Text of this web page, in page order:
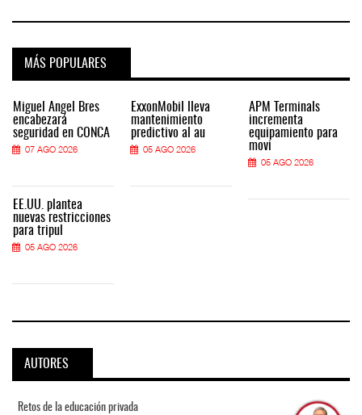
MÁS POPULARES
Miguel Ángel Bres
encabezará
seguridad en CONCA
07 AGO 2026
EE.UU. plantea
nuevas restricciones
para tripul
05 AGO 2026
ExxonMobil lleva
mantenimiento
predictivo al au
05 AGO 2026
APM Terminals
incrementa
equipamiento para
movi
05 AGO 2026
AUTORES
Retos de la educación privada